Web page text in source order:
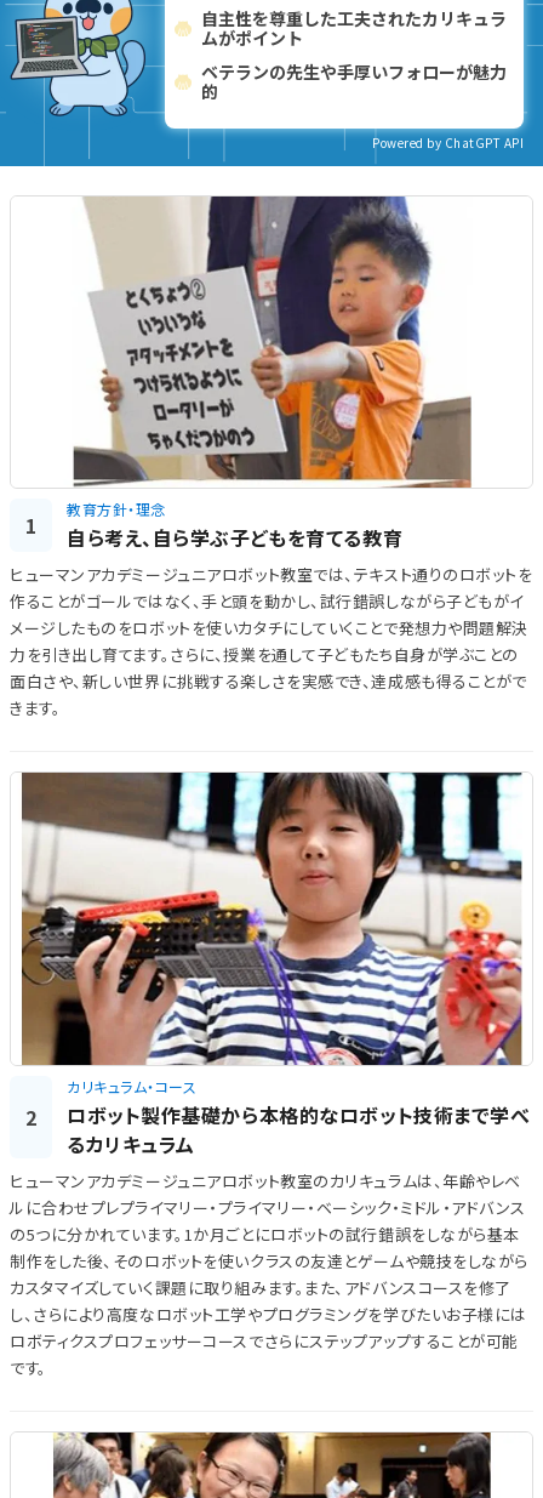
自主性を尊重した工夫されたカリキュラ
ムがポイント
ベテランの先生や手厚いフォローが魅力
的
Powered by ChatGPT API
1
教育方針・理念
自ら考え、自ら学ぶ子どもを育てる教育
ヒューマンアカデミージュニアロボット教室では、テキスト通りのロボットを
作ることがゴールではなく、手と頭を動かし、試行錯誤しながら子どもがイ
メージしたものをロボットを使いカタチにしていくことで発想力や問題解決
力を引き出し育てます。さらに、授業を通して子どもたち自身が学ぶことの
面白さや、新しい世界に挑戦する楽しさを実感でき、達成感も得ることがで
きます。
2
カリキュラム・コース
ロボット製作基礎から本格的なロボット技術まで学べ
るカリキュラム
ヒューマンアカデミージュニアロボット教室のカリキュラムは、年齢やレベ
ルに合わせプレプライマリー・プライマリー・ベーシック・ミドル・アドバンス
の5つに分かれています。1か月ごとにロボットの試行錯誤をしながら基本
制作をした後、そのロボットを使いクラスの友達とゲームや競技をしながら
カスタマイズしていく課題に取り組みます。また、アドバンスコースを修了
し、さらにより高度なロボット工学やプログラミングを学びたいお子様には
ロボティクスプロフェッサーコースでさらにステップアップすることが可能
です。